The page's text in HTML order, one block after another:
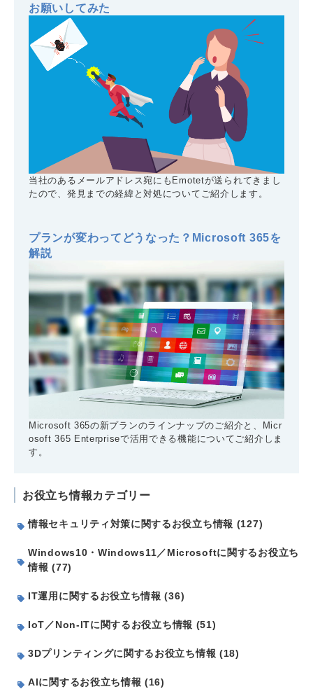
お願いしてみた
当社のあるメールアドレス宛にもEmotetが送られてきまし
たので、発見までの経緯と対処についてご紹介します。
プランが変わってどうなった？Microsoft 365を
解説
Microsoft 365の新プランのラインナップのご紹介と、Micr
osoft 365 Enterpriseで活用できる機能についてご紹介しま
す。
お役立ち情報カテゴリー
情報セキュリティ対策に関するお役立ち情報 (127)
Windows10・Windows11／Microsoftに関するお役立ち
情報 (77)
IT運用に関するお役立ち情報 (36)
IoT／Non-ITに関するお役立ち情報 (51)
3Dプリンティングに関するお役立ち情報 (18)
AIに関するお役立ち情報 (16)